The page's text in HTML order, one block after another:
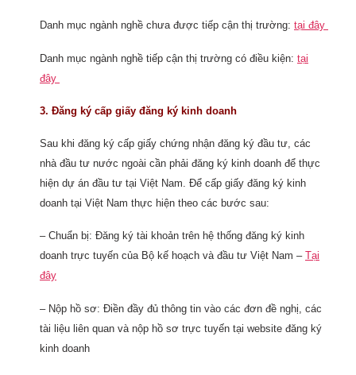
Danh mục ngành nghề chưa được tiếp cận thị trường: tại đây
Danh mục ngành nghề tiếp cận thị trường có điều kiện: tại
đây
3. Đăng ký cấp giấy đăng ký kinh doanh
Sau khi đăng ký cấp giấy chứng nhận đăng ký đầu tư, các
nhà đầu tư nước ngoài cần phải đăng ký kinh doanh để thực
hiện dự án đầu tư tại Việt Nam. Để cấp giấy đăng ký kinh
doanh tại Việt Nam thực hiện theo các bước sau:
– Chuẩn bị: Đăng ký tài khoản trên hệ thống đăng ký kinh
doanh trực tuyến của Bộ kế hoạch và đầu tư Việt Nam – Tại
đây
– Nộp hồ sơ: Điền đầy đủ thông tin vào các đơn đề nghị, các
tài liệu liên quan và nộp hồ sơ trực tuyến tại website đăng ký
kinh doanh